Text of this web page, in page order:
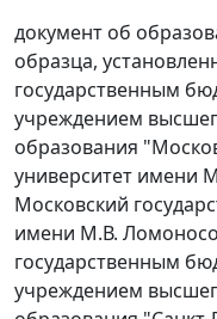
документ об
образца,
государственным
учреждением
образования
университет имени
Московский
имени М.В.
государственным
учреждением